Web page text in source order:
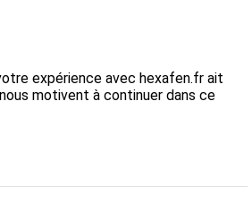
expérience avec hexafen.fr ait
motivent à continuer dans ce